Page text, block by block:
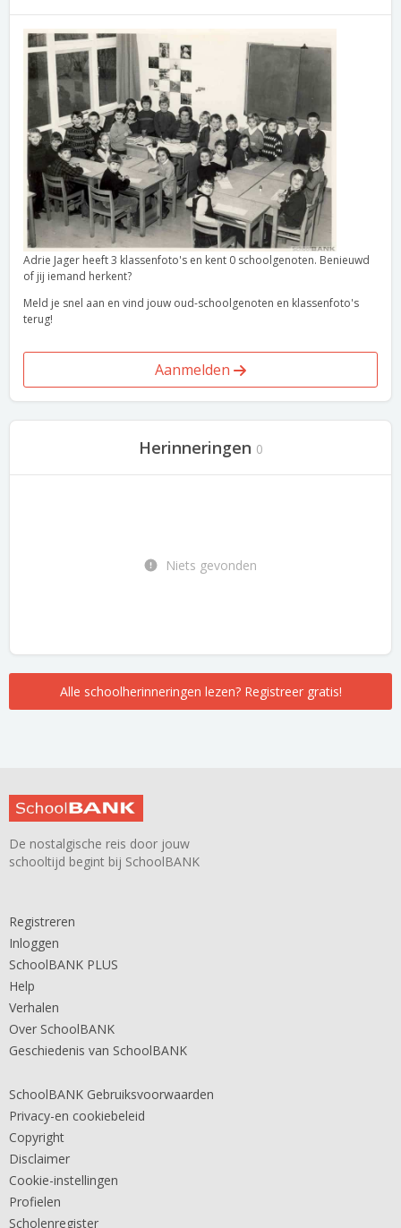
Adrie Jager heeft 3 klassenfoto's en kent 0 schoolgenoten. Benieuwd
of jij iemand herkent?
Meld je snel aan en vind jouw oud-schoolgenoten en klassenfoto's
terug!
Aanmelden
Herinneringen 0
Niets gevonden
Alle schoolherinneringen lezen? Registreer gratis!
De nostalgische reis door jouw
schooltijd begint bij SchoolBANK
Registreren
Inloggen
SchoolBANK PLUS
Help
Verhalen
Over SchoolBANK
Geschiedenis van SchoolBANK
SchoolBANK Gebruiksvoorwaarden
Privacy-en cookiebeleid
Copyright
Disclaimer
Cookie-instellingen
Profielen
Scholenregister